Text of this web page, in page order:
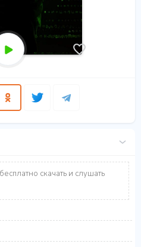
скачать и слушать